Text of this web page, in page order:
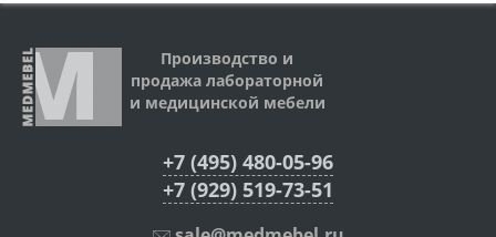
Производство и
продажа лабораторной
и медицинской мебели
+7 (495) 480-05-96
+7 (929) 519-73-51